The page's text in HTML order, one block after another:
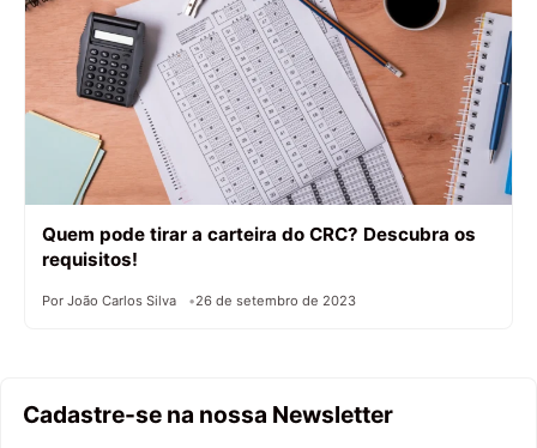
Quem pode tirar a carteira do CRC? Descubra os
requisitos!
Por João Carlos Silva 26 de setembro de 2023
Cadastre-se na nossa Newsletter